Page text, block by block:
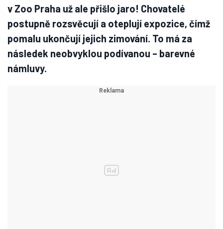
v Zoo Praha už ale přišlo jaro! Chovatelé
postupně rozsvěcují a oteplují expozice, čímž
pomalu ukončují jejich zimování. To má za
následek neobvyklou podívanou – barevné
námluvy.